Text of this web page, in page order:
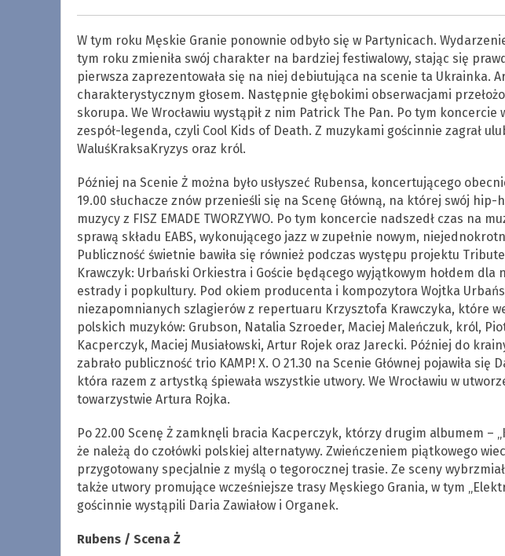
W tym roku Męskie Granie ponownie odbyło się w Partynicach.
tym roku zmieniła swój charakter na bardziej festiwalowy, stając się
pierwsza zaprezentowała się na niej debiutująca na scenie ta Ukrainka.
charakterystycznym głosem. Następnie głębokimi obserwacjami
skorupa. We Wrocławiu wystąpił z nim Patrick The Pan. Po tym koncercie
zespół-legenda, czyli Cool Kids of Death. Z muzykami gościnnie zagrał
WaluśKraksaKryzys oraz król.
Później na Scenie Ż można było usłyszeć Rubensa, koncertującego
19.00 słuchacze znów przenieśli się na Scenę Główną, na której swój
muzycy z FISZ EMADE TWORZYWO. Po tym koncercie nadszedł czas na
sprawą składu EABS, wykonującego jazz w zupełnie nowym,
Publiczność świetnie bawiła się również podczas występu projektu
Krawczyk: Urbański Orkiestra i Goście będącego wyjątkowym hołdem
estrady i popkultury. Pod okiem producenta i kompozytora Wojtka
niezapomnianych szlagierów z repertuaru Krzysztofa Krawczyka, które
polskich muzyków: Grubson, Natalia Szroeder, Maciej Maleńczuk, król,
Kacperczyk, Maciej Musiałowski, Artur Rojek oraz Jarecki. Później do
zabrało publiczność trio KAMP! X. O 21.30 na Scenie Głównej pojawiła się
która razem z artystką śpiewała wszystkie utwory. We Wrocławiu w
towarzystwie Artura Rojka.
Po 22.00 Scenę Ż zamknęli bracia Kacperczyk, którzy drugim albumem –
że należą do czołówki polskiej alternatywy. Zwieńczeniem piątkowego
przygotowany specjalnie z myślą o tegorocznej trasie. Ze sceny
także utwory promujące wcześniejsze trasy Męskiego Grania, w tym
gościnnie wystąpili Daria Zawiałow i Organek.
Rubens / Scena Ż